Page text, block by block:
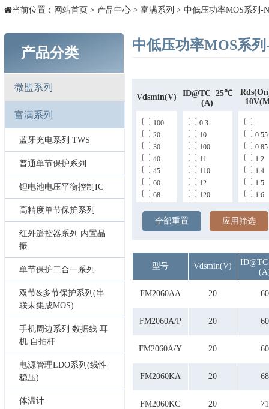
当前位置： 网站首页 > 产品中心> 富满系列 > 中低压功率MOS系列-
产品分类
微盟系列
富满系列
蓝牙充电系列 TWS
普通单节保护系列
锂电池电压平衡控制IC
高精度单节保护系列
红外遥控器系列 内置晶
振
单节保护二合一系列
双节&多节保护系列(串
联未集成MOS)
手机周边系列 数据线 耳
机 自拍杆
电源管理LDO系列(线性
稳压)
体温计
中低压功率MOS系列
Vdsmin(v)
ID@TC=25℃
(A)
100
20
30
40
45
60
68
0.3
10
100
11
110
12
120
15
160
162
173
292
326
-
0.55
0.85
1.2
1.4
1.5
1.6
1.82
1.9
10.7
100
11
12.5
15
16
18.5
全部重置 应用筛选
型号 Vdsmin(v)
FM2060AA 20 60
FM2060A/P 20 60
FM2060A/Y 20 60
FM2060KA 20 68
FM2060KC 20 71